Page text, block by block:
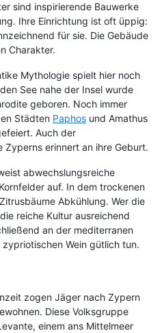
sind inspirierende Bauwerke
Ihre Einrichtung ist oft üppig:
für sie. Die Gebäude
Charakter.
Mythologie spielt hier noch
See nahe der Insel wurde
geboren. Noch immer
Städten Paphos und Amathus
Auch der
erinnert an ihre Geburt.
abwechslungsreiche
auf. In dem trockenen
Abkühlung. Wer die
reiche Kultur ausreichend
an der mediterranen
Wein gütlich tun.
zogen Jäger nach Zypern
Diese Volksgruppe
einem ans Mittelmeer